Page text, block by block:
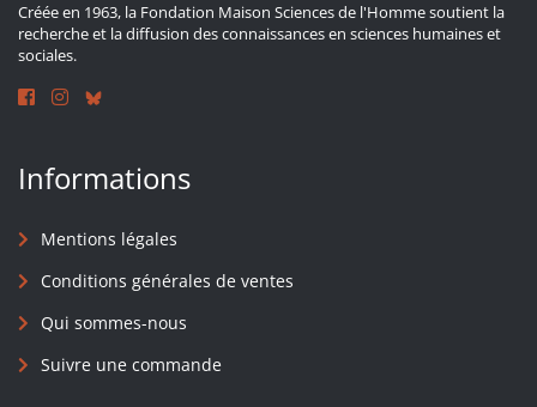
Créée en 1963, la Fondation Maison Sciences de l'Homme soutient la
recherche et la diffusion des connaissances en sciences humaines et
sociales.
Informations
Mentions légales
Conditions générales de ventes
Qui sommes-nous
Suivre une commande